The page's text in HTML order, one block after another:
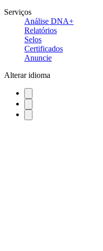
Serviços
Análise DNA+
Relatórios
Selos
Certificados
Anuncie
Alterar idioma